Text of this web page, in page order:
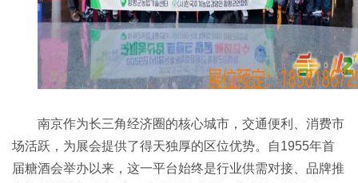
南京作为长三角经济圈的核心城市，交通便利、消费市
场活跃，为展会提供了得天独厚的区位优势。自1955年首
届糖酒会举办以来，这一平台始终是行业供需对接、品牌推